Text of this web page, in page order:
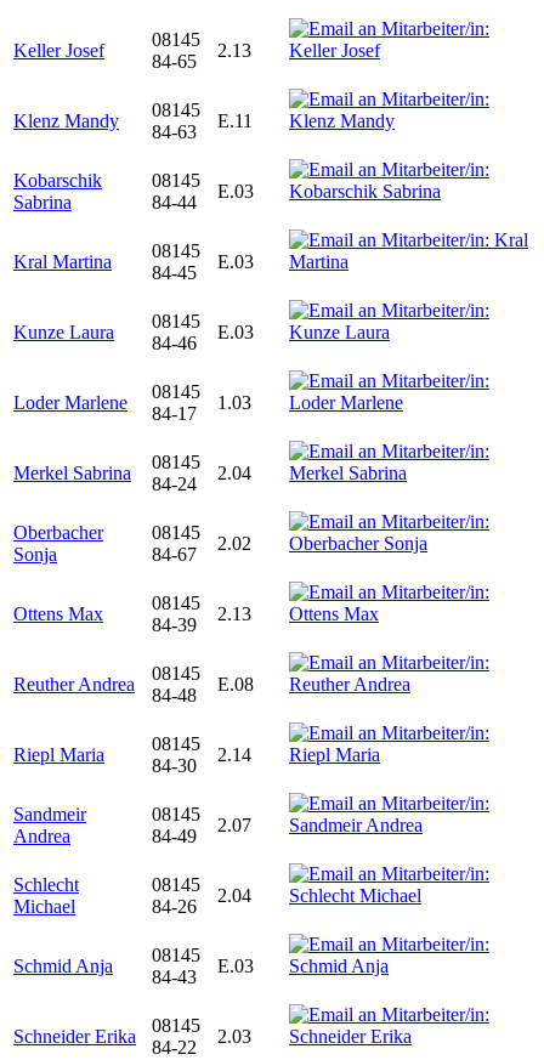
Keller Josef
08145
84-65
2.13
Klenz Mandy
08145
84-63
E.11
Kobarschik
Sabrina
08145
84-44
E.03
Kral Martina
08145
84-45
E.03
Kunze Laura
08145
84-46
E.03
Loder Marlene
08145
84-17
1.03
Merkel Sabrina
08145
84-24
2.04
Oberbacher
Sonja
08145
84-67
2.02
Ottens Max
08145
84-39
2.13
Reuther Andrea
08145
84-48
E.08
Riepl Maria
08145
84-30
2.14
Sandmeir
Andrea
08145
84-49
2.07
Schlecht
Michael
08145
84-26
2.04
Schmid Anja
08145
84-43
E.03
Schneider Erika
08145
84-22
2.03